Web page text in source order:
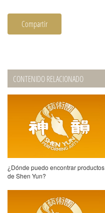
Compartir
CONTENIDO RELACIONADO
¿Dónde puedo encontrar productos
de Shen Yun?